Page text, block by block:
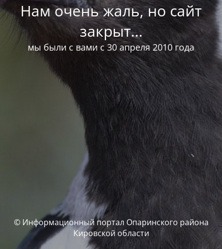
Нам очень жаль, но сайт
закрыт...
мы были с вами с 30 апреля 2010 года
© Информационный портал Опаринского района
Кировской области